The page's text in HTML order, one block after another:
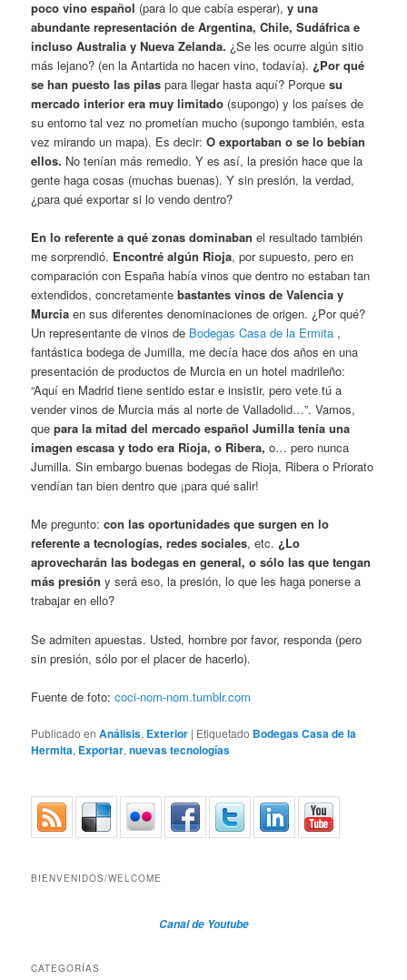
poco vino español (para lo que cabía esperar), y una
abundante representación de Argentina, Chile, Sudáfrica e
incluso Australia y Nueva Zelanda. ¿Se les ocurre algún sitio
más lejano? (en la Antartida no hacen vino, todavía).¿Por qué
se han puesto las pilas para llegar hasta aquí? Porquesu
mercado interior era muy limitado (supongo) y los países de
su entorno tal vez no prometían mucho (supongo también, esta
vez mirando un mapa). Es decir:O exportaban o se lo bebían
ellos. No tenían más remedio. Y es así, la presión hace que la
gente haga cosas (muchas buenas). Y sin presión, la verdad,
¿para qué exportar si lo vendo dentro?
En lo referente a qué zonas dominaban el resultado también
me sorprendió. Encontré algún Rioja, por supuesto, pero en
comparación con España había vinos que dentro no estaban tan
extendidos, concretamentebastantes vinos de Valencia y
Murcia en sus diferentes denominaciones de origen. ¿Por qué?
Un representante de vinos de Bodegas Casa de la Ermita ,
fantástica bodega de Jumilla, me decía hace dos años en una
presentación de productos de Murcia en un hotel madrileño:
“Aquí en Madrid tiene sentido estar e insistir, pero vete tú a
vender vinos de Murcia más al norte de Valladolid…”. Vamos,
quepara la mitad del mercado español Jumilla tenía una
imagen escasa y todo era Rioja, o Ribera, o… pero nunca
Jumilla. Sin embargo buenas bodegas de Rioja, Ribera o Priorato
vendían tan bien dentro que ¡para qué salir!
Me pregunto:con las oportunidades que surgen en lo
referente a tecnologías, redes sociales, etc.¿Lo
aprovecharán las bodegas en general, o sólo las que tengan
más presión y será eso, la presión, lo que les haga ponerse a
trabajar en ello?
Se admiten apuestas. Usted, hombre por favor, responda (pero
sin presión, sólo por el placer de hacerlo).
Fuente de foto:coci-nom-nom.tumblr.com
Publicado en Análisis, Exterior | Etiquetado Bodegas Casa de la
Hermita, Exportar,nuevas tecnologías
BIENVENIDOS/WELCOME
Canal de Youtube
CATEGORÍAS